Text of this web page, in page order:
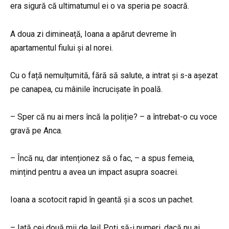
era sigură că ultimatumul ei o va speria pe soacră.
A doua zi dimineață, Ioana a apărut devreme în
apartamentul fiului și al norei.
Cu o față nemulțumită, fără să salute, a intrat și s-a așezat
pe canapea, cu mâinile încrucișate în poală.
– Sper că nu ai mers încă la poliție? – a întrebat-o cu voce
gravă pe Anca.
– Încă nu, dar intenționez să o fac, – a spus femeia,
mințind pentru a avea un impact asupra soacrei.
Ioana a scotocit rapid în geantă și a scos un pachet.